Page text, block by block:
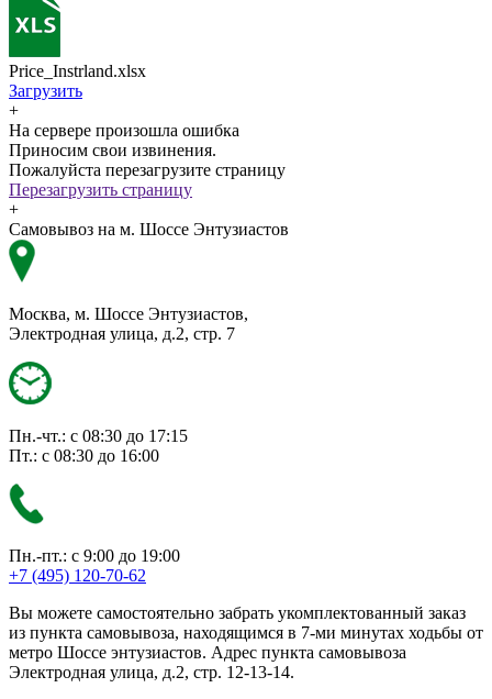
Price_Instrland.xlsx
Загрузить
+
На сервере произошла ошибка
Приносим свои извинения.
Пожалуйста перезагрузите страницу
Перезагрузить страницу
+
Самовывоз на м. Шоссе Энтузиастов
Москва, м. Шоссе Энтузиастов,
Электродная улица, д.2, стр. 7
Пн.-чт.: с 08:30 до 17:15
Пт.: с 08:30 до 16:00
Пн.-пт.: с 9:00 до 19:00
+7 (495) 120-70-62
Вы можете самостоятельно забрать укомплектованный заказ
из пункта самовывоза, находящимся в 7-ми минутах ходьбы от
метро Шоссе энтузиастов. Адрес пункта самовывоза
Электродная улица, д.2, стр. 12-13-14.